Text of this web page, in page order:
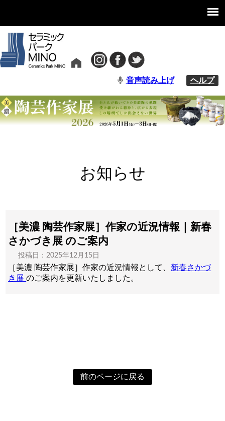
音声読み上げ ヘルプ
お知らせ
［美濃 陶芸作家展］作家の近況情報｜新春
さかづき展 のご案内
投稿日：2025年12月15日
［美濃 陶芸作家展］作家の近況情報として、 新春さかづ
き展のご案内を更新いたしました。
前のページに戻る